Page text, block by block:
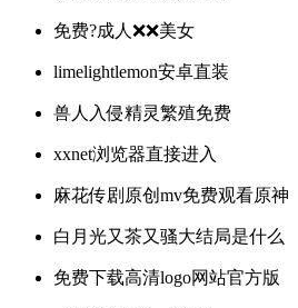
免费?成人❌❌美女
limelightlemon安卓直装
兽人入侵精灵繁殖免费
xxnet浏览器直接进入
麻花传剧原创mv免费观看原神
白月光又茶又骚大结局是什么
免费下载高清logo网站官方版